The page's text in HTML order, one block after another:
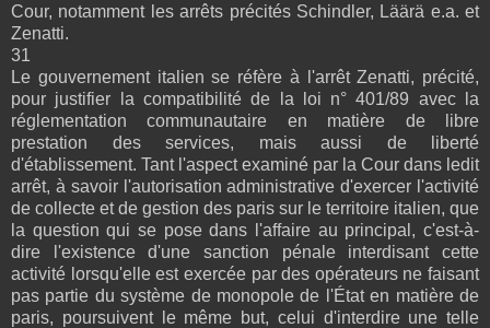
Cour, notamment les arrêts précités Schindler, Läärä e.a. et
Zenatti.
31
Le gouvernement italien se réfère à l'arrêt Zenatti, précité,
pour justifier la compatibilité de la loi n° 401/89 avec la
réglementation communautaire en matière de libre
prestation des services, mais aussi de liberté
d'établissement. Tant l'aspect examiné par la Cour dans ledit
arrêt, à savoir l'autorisation administrative d'exercer l'activité
de collecte et de gestion des paris sur le territoire italien, que
la question qui se pose dans l'affaire au principal, c'est-à-
dire l'existence d'une sanction pénale interdisant cette
activité lorsqu'elle est exercée par des opérateurs ne faisant
pas partie du système de monopole de l'État en matière de
paris, poursuivent le même but, celui d'interdire une telle